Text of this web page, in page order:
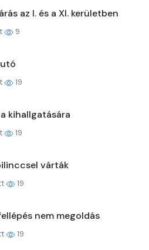
az I. és a XI. kerületben
9
19
kihallgatására
19
várták
19
nem megoldás
19